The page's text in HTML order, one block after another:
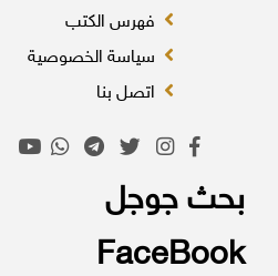
فهرس الكتب
سياسة الخصوصية
اتصل بنا
بحث جوجل
FaceBook